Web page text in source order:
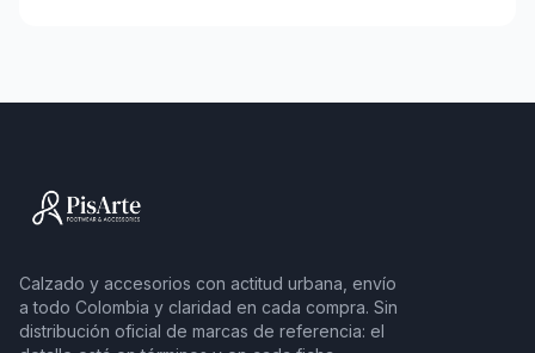
Calzado y accesorios con actitud urbana, envío
a todo Colombia y claridad en cada compra. Sin
distribución oficial de marcas de referencia: el